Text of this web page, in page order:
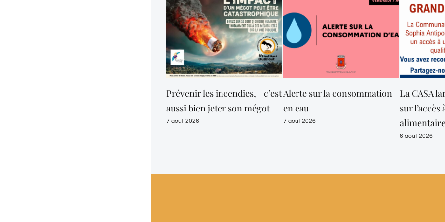
Prévenir les incendies, c’est
aussi bien jeter son mégot
Alerte sur la consommation
en eau
La CASA lance une
sur l’accès à l’aide
alimentaire